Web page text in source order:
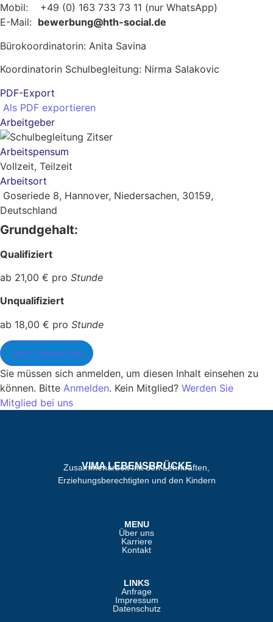
Mobil: +49 (0) 163 733 73 11 (nur WhatsApp)
E-Mail: bewerbung@hth-social.de
Bürokoordinatorin: Anita Savina
Koordinatorin Schulbegleitung: Nirma Salakovic
PDF-Export
Als PDF exportieren
Arbeitgeber
Arbeitspensum
Vollzeit, Teilzeit
Arbeitsort
Goseriede 8, Hannover, Niedersachen, 30159,
Deutschland
Grundgehalt:
Qualifiziert
ab 21,00 € pro Stunde
Unqualifiziert
ab 18,00 € pro Stunde
Jetzt bewerben
Sie müssen sich anmelden, um diesen Inhalt einsehen zu
können. Bitte Anmelden. Kein Mitglied? Werden Sie
Mitglied bei uns
VIMA LEBENSBRÜCKE
Zusammenarbeit mit den Lehrkräften,
Erziehungsberechtigten und den Kindern
MENU
Über uns
Karriere
Kontakt
LINKS
Anfrage
Impressum
Datenschutz